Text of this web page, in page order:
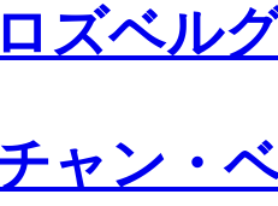
ズベル
ャン・